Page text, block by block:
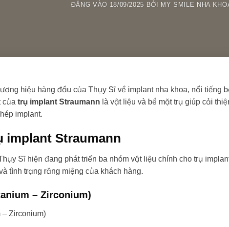
ĐĂNG VÀO 18/09/2025 BỞI MY SMILE NHA
hiệu hàng đầu của Thụy Sĩ về implant nha khoa, nổi tiếng
của trụ implant Straumann là vật liệu và bề mặt trụ giúp cải
implant.
implant Straumann
Sĩ hiện đang phát triển ba nhóm vật liệu chính cho trụ
tình trạng răng miệng của khách hàng.
– Zirconium)